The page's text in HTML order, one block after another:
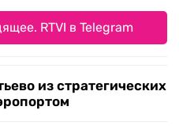
RTVI в Telegram
из стратегических